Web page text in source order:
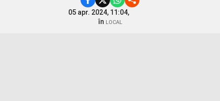
05 apr. 2024, 11:04,
în LOCAL